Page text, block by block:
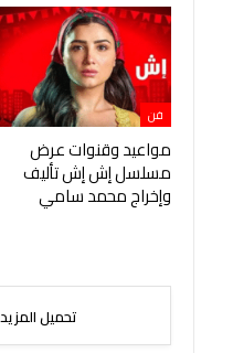
فن
مواعيد وقنوات عرض
مسلسل إش إش تأليف
وإخراج محمد سامي
تحميل